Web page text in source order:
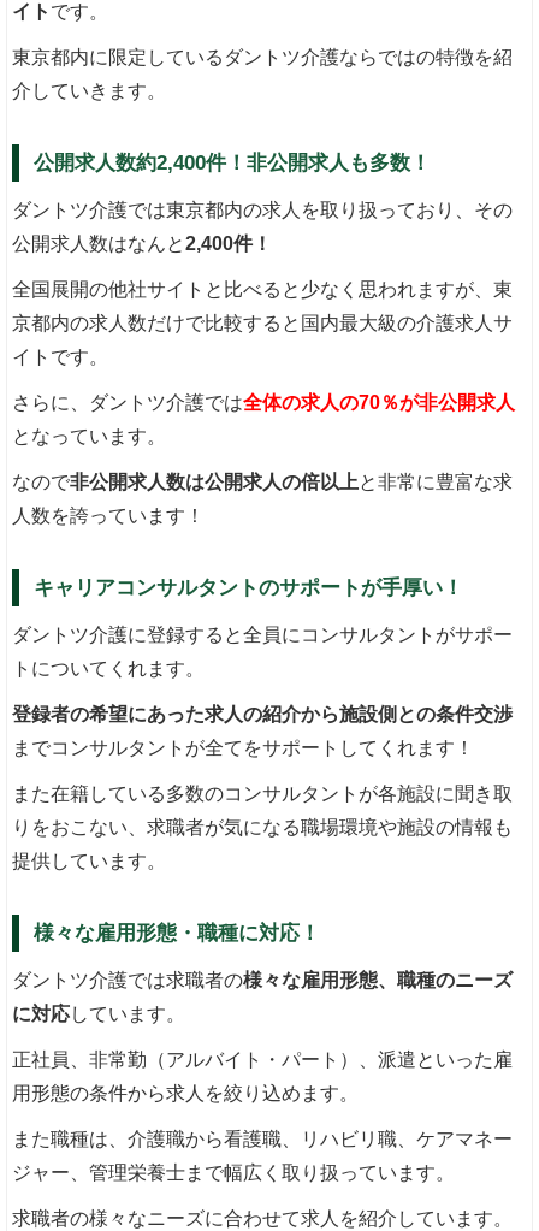
イト です。
東京都内に限定しているダントツ介護ならではの特徴を紹
介していきます。
公開求人数約2,400件！非公開求人も多数！
ダントツ介護では東京都内の求人を取り扱っており、その
公開求人数はなんと2,400件！
全国展開の他社サイトと比べると少なく思われますが、東
京都内の求人数だけで比較すると国内最大級の介護求人サ
イトです。
さらに、ダントツ介護では全体の求人の70％が非公開求人
となっています。
なので非公開求人数は公開求人の倍以上と非常に豊富な求
人数を誇っています！
キャリアコンサルタントのサポートが手厚い！
ダントツ介護に登録すると全員にコンサルタントがサポー
トについてくれます。
登録者の希望にあった求人の紹介から施設側との条件交渉
までコンサルタントが全てをサポートしてくれます！
また在籍している多数のコンサルタントが各施設に聞き取
りをおこない、求職者が気になる職場環境や施設の情報も
提供しています。
様々な雇用形態・職種に対応！
ダントツ介護では求職者の様々な雇用形態、職種のニーズ
に対応しています。
正社員、非常勤（アルバイト・パート）、派遣といった雇
用形態の条件から求人を絞り込めます。
また職種は、介護職から看護職、リハビリ職、ケアマネー
ジャー、管理栄養士まで幅広く取り扱っています。
求職者の様々なニーズに合わせて求人を紹介しています。